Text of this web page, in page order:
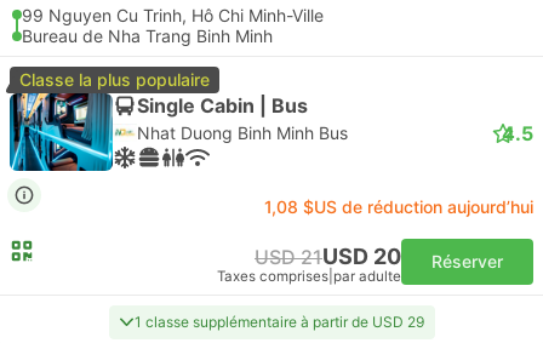
99 Nguyen Cu Trinh, Hô Chi Minh-Ville
Bureau de Nha Trang Binh Minh
Classe la plus populaire
Single Cabin | Bus
Nhat Duong Binh Minh Bus 4.5
1,08 $US de réduction aujourd’hui
USD 21USD 20
Taxes comprises par adulte
Réserver
1 classe supplémentaire à partir de USD 29